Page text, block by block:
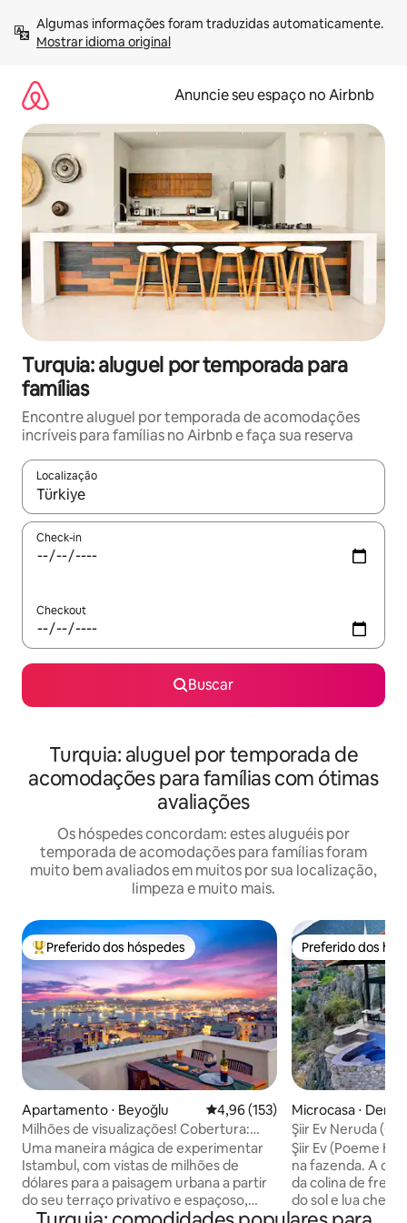
para
Mostrar idioma original
Anuncie seu espaço no Airbnb
Turquia: aluguel por temporada para
famílias
Encontre aluguel por temporada de acomodações
incríveis para famílias no Airbnb e faça sua reserva
Localização
Quando os resultados estiverem disponíveis, explore-os
Check-in
Checkout
Buscar
Turquia: aluguel por temporada de
acomodações para famílias com ótimas
avaliações
Os hóspedes concordam: estes aluguéis por
temporada de acomodações para famílias foram
muito bem avaliados em muitos por sua localização,
limpeza e muito mais.
Entre os melhores preferidos dos hóspedes
Preferido dos hóspedes
Apartamento ⋅ Beyoğlu 4,96 de uma avaliação média de
4,96 (153)
Milhões de visualizações! Cobertura:
terraço privado, estilo
Uma maneira mágica de experimentar
Istambul, com vistas de milhões de
dólares para a paisagem urbana a partir
do seu terraço privativo e espaçoso,
quarto e sala de estar. Esta é uma
Preferido dos
Preferido dos
Microcasa ⋅
Şiir Ev Neruda
Panorâmica de
Şiir Ev (Poeme
na fazenda. A
da colina de
do sol e lua cheia.
cozinha